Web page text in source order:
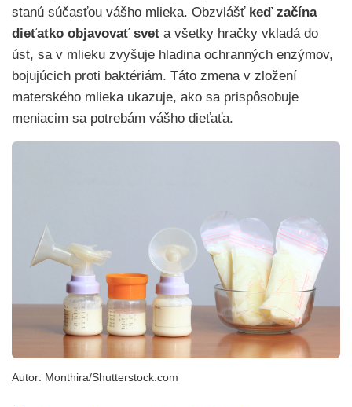
stanú súčasťou vášho mlieka. Obzvlášťkeď začína
dieťatko objavovať svet a všetky hračky vkladá do
úst, sa v mlieku zvyšuje hladina ochranných enzýmov,
bojujúcich proti baktériám. Táto zmena v zložení
materského mlieka ukazuje, ako sa prispôsobuje
meniacim sa potrebám vášho dieťaťa.
Autor: Monthira/Shutterstock.com